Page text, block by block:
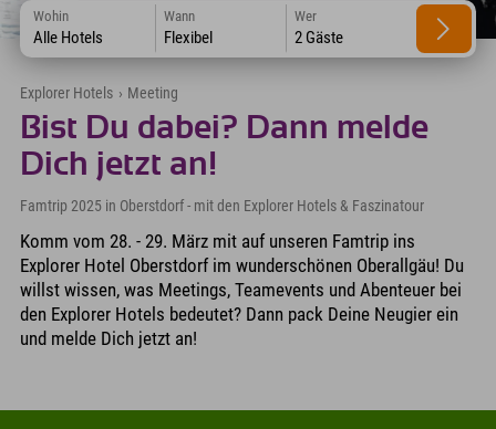
Wohin
Alle Hotels
Wann
Flexibel
Wer
2 Gäste
Explorer Hotels › Meeting
Bist Du dabei? Dann melde
Dich jetzt an!
Famtrip 2025 in Oberstdorf - mit den Explorer Hotels & Faszinatour
Komm vom 28. - 29. März mit auf unseren Famtrip ins
Explorer Hotel Oberstdorf im wunderschönen Oberallgäu! Du
willst wissen, was Meetings, Teamevents und Abenteuer bei
den Explorer Hotels bedeutet? Dann pack Deine Neugier ein
und melde Dich jetzt an!